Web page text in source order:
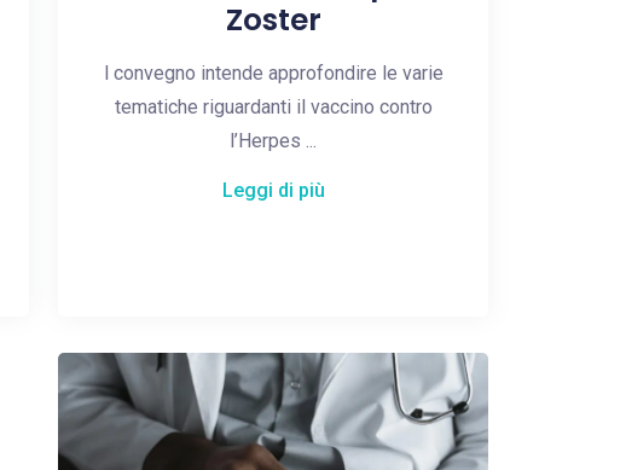
Zoster
l convegno intende approfondire le varie
tematiche riguardanti il vaccino contro
l’Herpes ...
Leggi di più